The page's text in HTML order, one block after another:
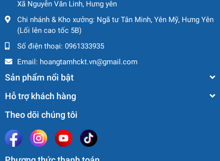
Giúp tăng độ an toàn trong quá trình vận hành.
2.4. Cabin vận hành thoải mái, dễ
điều khiển
Xe được thiết kế tối ưu cho người lái:
Tầm nhìn rộng
Tay lái trợ lực nhẹ
Bố trí cần điều khiển khoa học
Giảm mệt mỏi khi làm việc dài giờ
vận hành.
Xã Nguyễn Văn Linh, Hưng yên
Chi nhánh & Kho xưởng: Ngã tư Tân Minh, Yên Mỹ, Hưng Yên
(Lối lên cao tốc 5B)
Số điện thoại: 0961333935
Email: hoangtamhckt.vn@gmail.com
Sản phẩm nổi bật
Hỗ trợ khách hàng
Theo dõi chúng tôi